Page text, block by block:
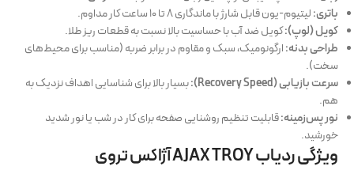
باتری:لیتیوم-یون قابل شارژ با ماندگاری ۸ تا ۱۰ ساعت کار مداوم.
کویل (لوپ):کویل ضد آب با حساسیت بالا نسبت به قطعات ریز طلا.
طراحی بدنه:ارگونومیک، سبک و مقاوم در برابر ضربه (مناسب برای محیط‌های
سخت).
سرعت بازيابی (Recovery Speed):
بسیار بالا برای شناسایی اهداف نزدیک به
هم.
نور پس‌زمینه:قابلیت تنظیم روشنایی صفحه برای کار در شب یا نور شدید
خورشید.
ویژگی‌ ردیاب AJAX TROY آژاکس تروی